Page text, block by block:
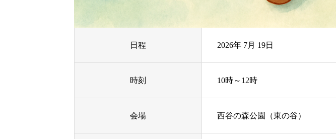
日程 2026年 7月 19日
時刻 10時～12時
会場 西谷の森公園（東の谷）